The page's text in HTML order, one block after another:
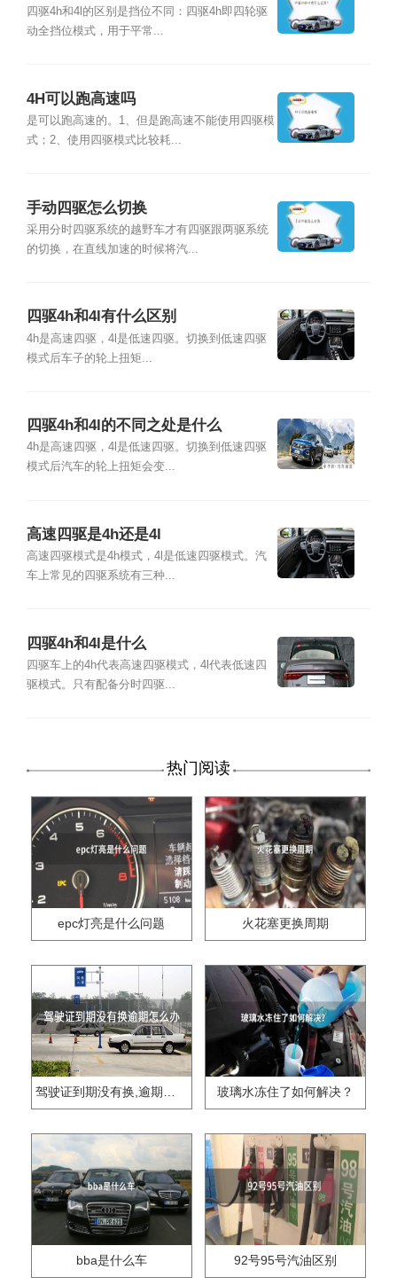
四驱4h和4l的区别是挡位不同：四驱4h即四轮驱
动全挡位模式，用于平常...
4H可以跑高速吗
是可以跑高速的。1、但是跑高速不能使用四驱模
式；2、使用四驱模式比较耗...
手动四驱怎么切换
采用分时四驱系统的越野车才有四驱跟两驱系统
的切换，在直线加速的时候将汽...
四驱4h和4l有什么区别
4h是高速四驱，4l是低速四驱。切换到低速四驱
模式后车子的轮上扭矩...
四驱4h和4l的不同之处是什么
4h是高速四驱，4l是低速四驱。切换到低速四驱
模式后汽车的轮上扭矩会变...
高速四驱是4h还是4l
高速四驱模式是4h模式，4l是低速四驱模式。汽
车上常见的四驱系统有三种...
四驱4h和4l是什么
四驱车上的4h代表高速四驱模式，4l代表低速四
驱模式。只有配备分时四驱...
热门阅读
epc灯亮是什么问题 火花塞更换周期
驾驶证到期没有换,逾期怎么办?? 玻璃水冻住了如何解决？
bba是什么车 92号95号汽油区别